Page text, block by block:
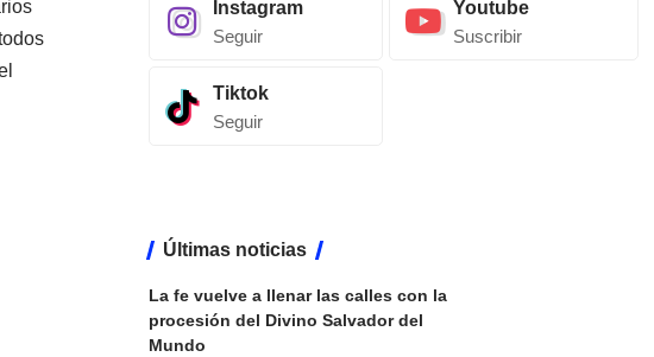
Instagram
Seguir
Youtube
Suscribir
Tiktok
Seguir
Últimas noticias
La fe vuelve a llenar las calles con la
procesión del Divino Salvador del
Mundo